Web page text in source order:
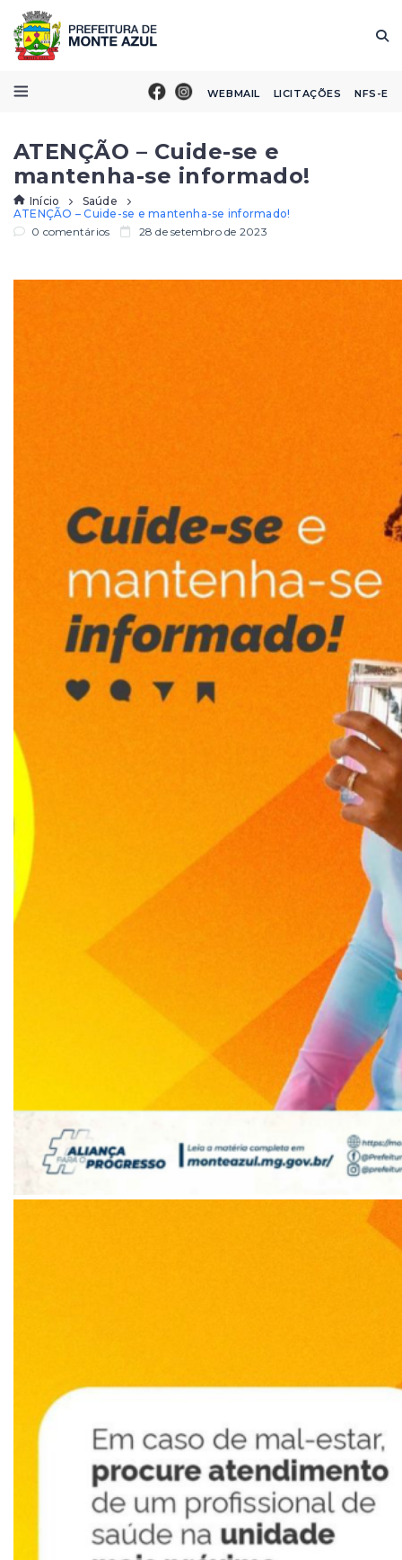
WEBMAIL LICITAÇÕES NFS-E
ATENÇÃO – Cuide-se e
mantenha-se informado!
Início
Saúde
ATENÇÃO – Cuide-se e mantenha-se informado!
0 comentários
28 de setembro de 2023